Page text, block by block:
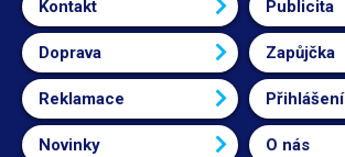
Kontakt Publicita
Doprava Zapůjčka
Reklamace Přihlášení
Novinky O nás